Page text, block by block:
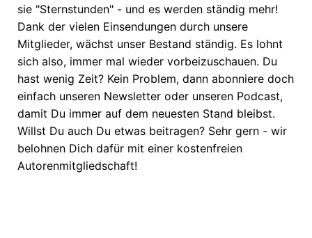
sie "Sternstunden" - und es werden ständig mehr!
Dank der vielen Einsendungen durch unsere
Mitglieder, wächst unser Bestand ständig. Es lohnt
sich also, immer mal wieder vorbeizuschauen. Du
hast wenig Zeit? Kein Problem, dann abonniere doch
einfach unseren Newsletter oder unseren Podcast,
damit Du immer auf dem neuesten Stand bleibst.
Willst Du auch Du etwas beitragen? Sehr gern - wir
belohnen Dich dafür mit einer kostenfreien
Autorenmitgliedschaft!